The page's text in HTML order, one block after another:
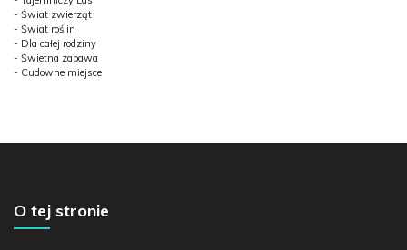
- Świat zwierząt
- Świat roślin
- Dla całej rodziny
- Świetna zabawa
- Cudowne miejsce
O tej stronie